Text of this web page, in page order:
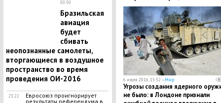
00:50
Бразильская
авиация
будет
сбивать
неопознанные самолеты,
вторгающиеся в воздушное
пространство во время
проведения ОИ-2016
23:22
Евросоюз проигнорирует
результаты референдума в
извиниться - Клинцевич
6 июля 2016, 15:52 —Мир
Угрозы создания ядерного
не было: в Лондоне признали